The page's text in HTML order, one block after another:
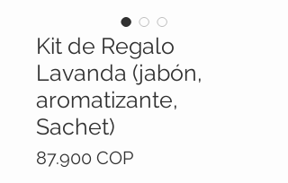
Kit de Regalo
Lavanda (jabón,
aromatizante,
Sachet)
87.900 COPPrecio